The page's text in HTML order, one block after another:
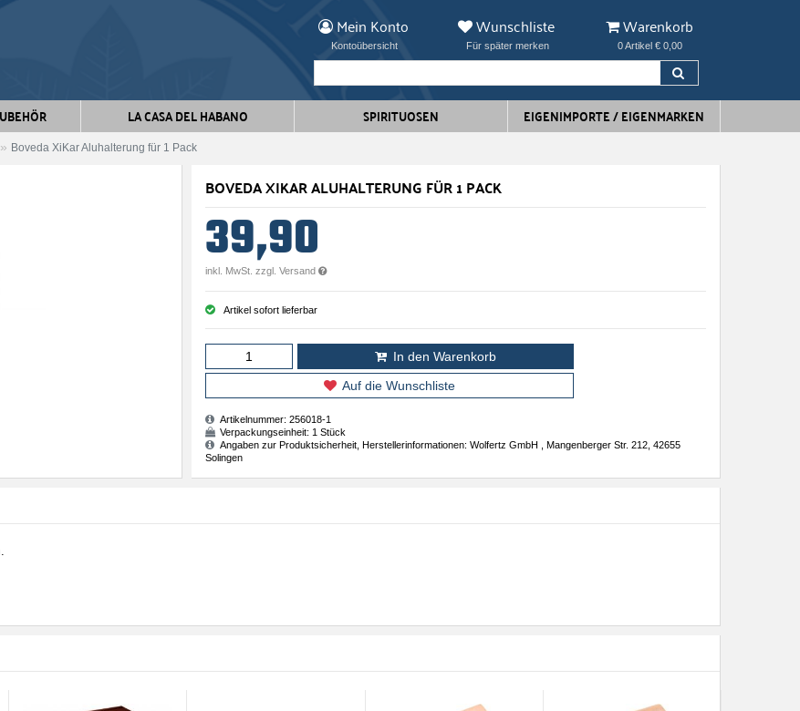
Mein Konto
Kontoübersicht
Wunschliste
Für später merken
Warenkorb
0 Artikel € 0,00
LA CASA DEL HABANO SPIRITUOSEN EIGENIMPORTE / EIGENMARKEN
Boveda XiKar Aluhalterung für 1 Pack
BOVEDA XIKAR ALUHALTERUNG FÜR 1 PACK
39,90
inkl. MwSt. zzgl. Versand
Artikel sofort lieferbar
In den Warenkorb
Auf die Wunschliste
Artikelnummer: 256018-1
Verpackungseinheit: 1 Stück
Angaben zur Produktsicherheit, Herstellerinformationen: Wolfertz GmbH , Mangenberger Str. 212, 42655
Solingen